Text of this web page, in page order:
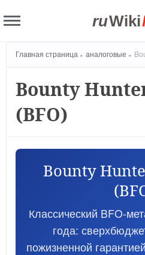
ruWiki
Главная страница аналоговые
Bounty
(BFO)
Bounty
Классический BFO-
года:
пожизненной